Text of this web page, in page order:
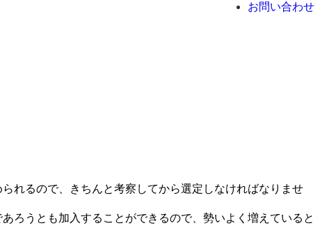
お問い合わせ
れるので、きちんと考察してから選定しなければなりませ
ろうとも加入することができるので、勢いよく増えていると